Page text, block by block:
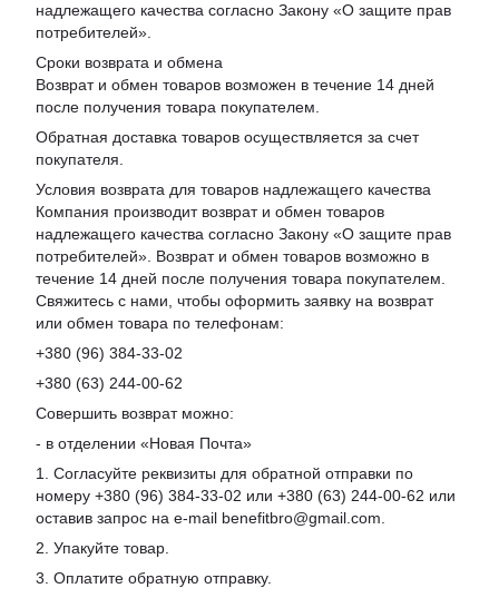
надлежащего качества согласно Закону «О защите прав
потребителей».
Сроки возврата и обмена
Возврат и обмен товаров возможен в течение 14 дней
после получения товара покупателем.
Обратная доставка товаров осуществляется за счет
покупателя.
Условия возврата для товаров надлежащего качества
Компания производит возврат и обмен товаров
надлежащего качества согласно Закону «О защите прав
потребителей». Возврат и обмен товаров возможно в
течение 14 дней после получения товара покупателем.
Свяжитесь с нами, чтобы оформить заявку на возврат
или обмен товара по телефонам:
+380 (96) 384-33-02
+380 (63) 244-00-62
Совершить возврат можно:
- в отделении «Новая Почта»
1. Согласуйте реквизиты для обратной отправки по
номеру +380 (96) 384-33-02 или +380 (63) 244-00-62 или
оставив запрос на e-mail benefitbro@gmail.com.
2. Упакуйте товар.
3. Оплатите обратную отправку.